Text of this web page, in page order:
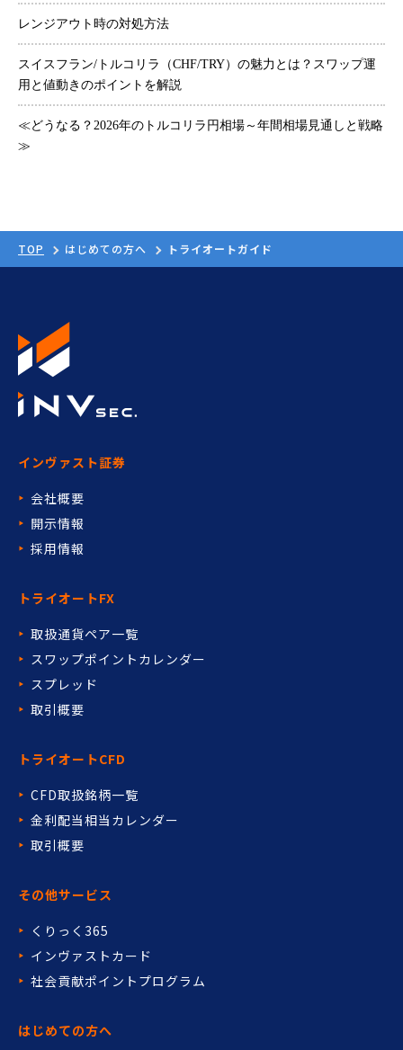
レンジアウト時の対処方法
スイスフラン/トルコリラ（CHF/TRY）の魅力とは？スワップ運
用と値動きのポイントを解説
≪どうなる？2026年のトルコリラ円相場～年間相場見通しと戦略
≫
TOP はじめての方へ トライオートガイド
インヴァスト証券
会社概要
開示情報
採用情報
その他サービス
くりっく365
インヴァストカード
社会貢献ポイントプログラム
トライオートFX
取扱通貨ペア一覧
スワップポイントカレンダー
スプレッド
取引概要
はじめての方へ
トライオートCFD
CFD取扱銘柄一覧
金利配当相当カレンダー
取引概要